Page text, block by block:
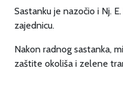
Sastanku je nazočio i Nj.
zajednicu.
Nakon radnog sastanka,
zaštite okoliša i zelene